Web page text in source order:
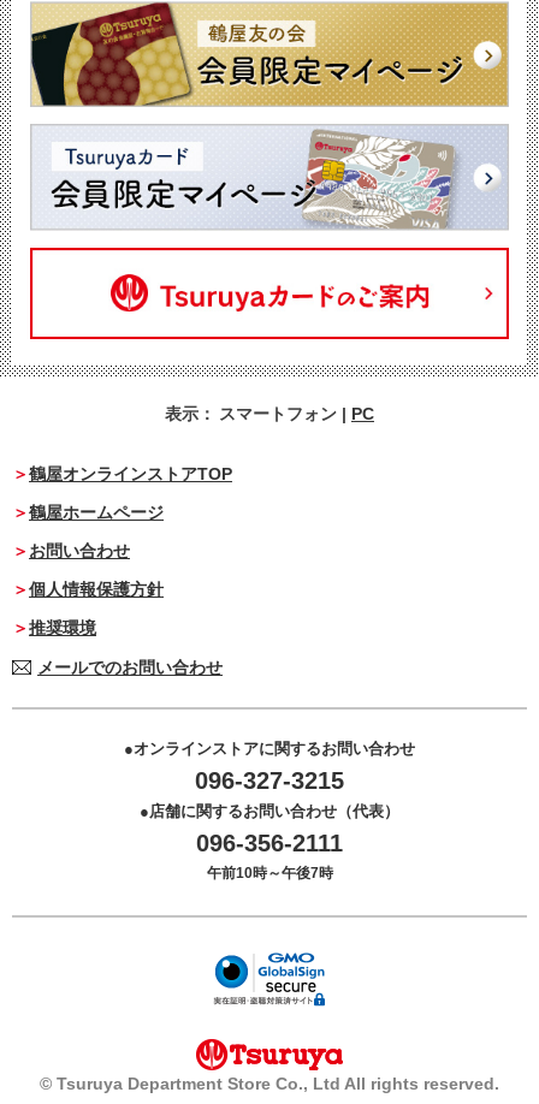
表示： スマートフォン | PC
鶴屋オンラインストアTOP
鶴屋ホームページ
お問い合わせ
個人情報保護方針
推奨環境
メールでのお問い合わせ
オンラインストアに関するお問い合わせ
096-327-3215
店舗に関するお問い合わせ（代表）
096-356-2111
午前10時～午後7時
© Tsuruya Department Store Co., Ltd All rights reserved.